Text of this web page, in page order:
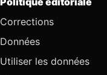
Corrections
Données
Utiliser les données